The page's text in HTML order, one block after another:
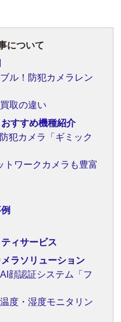
について
ル！防犯カメラレン
取の違い
すすめ機種紹介
犯カメラ「ギミック
トワークカメラも豊富
ィサービス
ラソリューション
顔認証システム「フ
度・湿度モニタリン